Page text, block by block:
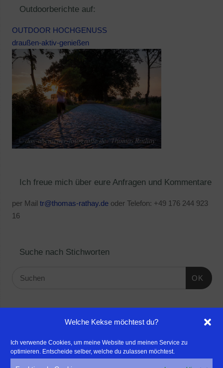
Welche Kekse möchtest du?
Ich verwende Cookies, um meine Website und meinen Service zu
optimieren. Entscheide selber, welche du zulassen möchtest.
Outdoorberichte auf:
OUTDOOR HOCHGENUSS
draußen-aktiv-genießen
Ich freue mich über eure Anfragen und Kommentare
per Mail tr@thomas-rathay.deoder Telefon: +49 176 244 923
16
Suche nach Stichworten
OK
- Für professionelle Fotografen, die ihre Stärken mehr in den
Fokus rücken wollen, empfehle ich eine Beratung durch Frau
Dr. Martina Mettner